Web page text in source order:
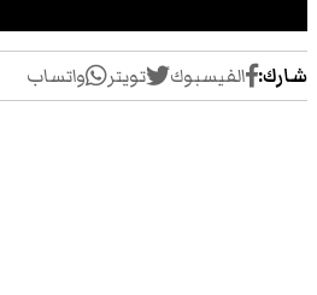
شارك: الفيسبوك تويتر واتساب